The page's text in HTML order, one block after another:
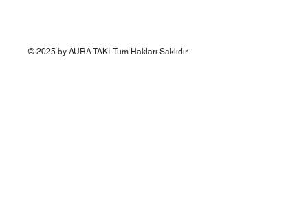
© 2025 by AURA TAKI. Tüm Hakları Saklıdır.